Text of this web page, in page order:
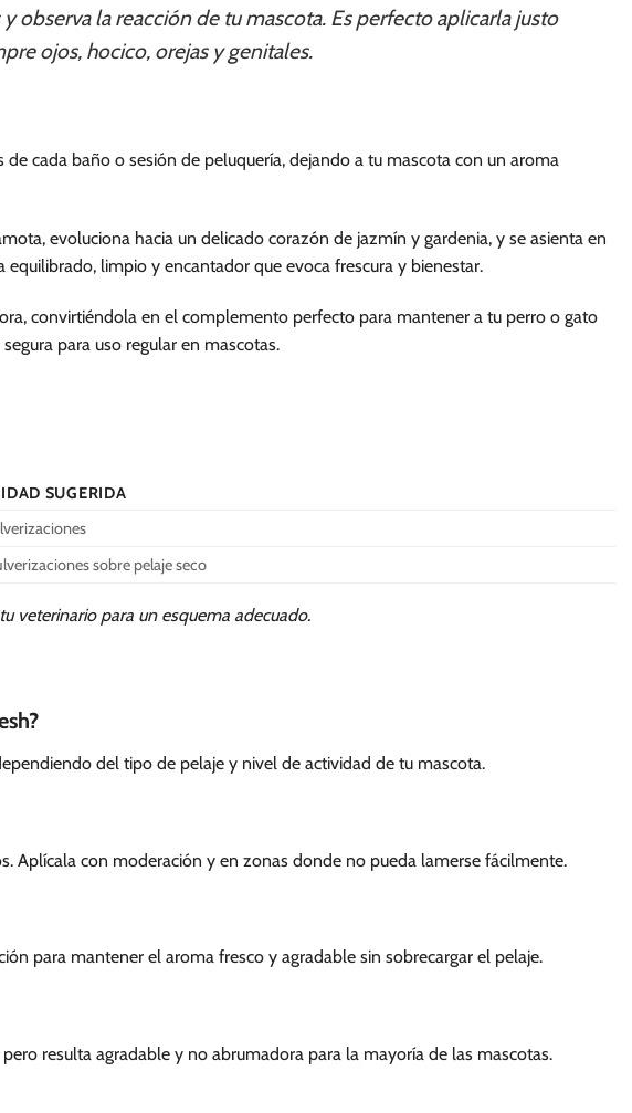
observa la reacción de tu mascota. Es perfecto aplicarla justo
ojos, hocico, orejas y genitales.
cada baño o sesión de peluquería, dejando a tu mascota con un aroma
evoluciona hacia un delicado corazón de jazmín y gardenia, y se asienta en
limpio y encantador que evoca frescura y bienestar.
convirtiéndola en el complemento perfecto para mantener a tu perro o gato
para uso regular en mascotas.
SUGERIDA
sobre pelaje seco
veterinario para un esquema adecuado.
del tipo de pelaje y nivel de actividad de tu mascota.
Aplícala con moderación y en zonas donde no pueda lamerse fácilmente.
para mantener el aroma fresco y agradable sin sobrecargar el pelaje.
resulta agradable y no abrumadora para la mayoría de las mascotas.